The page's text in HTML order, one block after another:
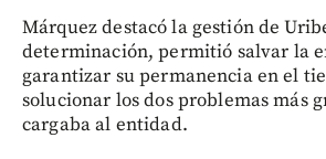
Márquez destacó la gestión de
determinación, permitió salvar la
garantizar su permanencia en el
solucionar los dos problemas más
cargaba al entidad.